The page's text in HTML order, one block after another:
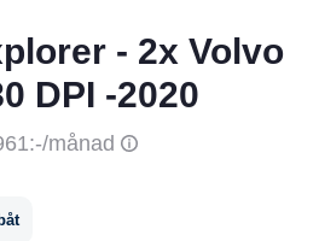
- 2x Volvo
DPI -2020
månad